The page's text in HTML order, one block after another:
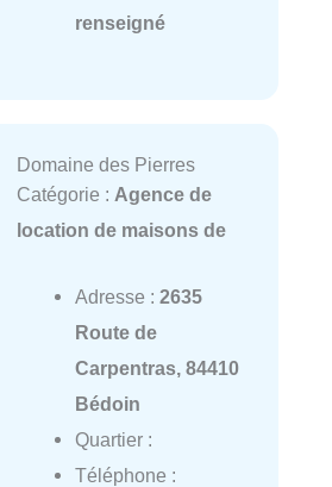
renseigné
Domaine des Pierres
Catégorie : Agence de
location de maisons de
Adresse : 2635
Route de
Carpentras, 84410
Bédoin
Quartier :
Téléphone :